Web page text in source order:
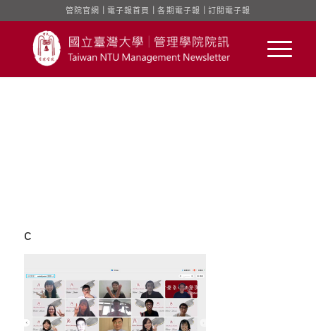
管院官網 電子報首頁 ｜各期電子報 訂閱電子報
c